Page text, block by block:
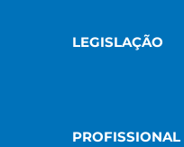
LEGISLAÇÃO
PROFISSIONAL